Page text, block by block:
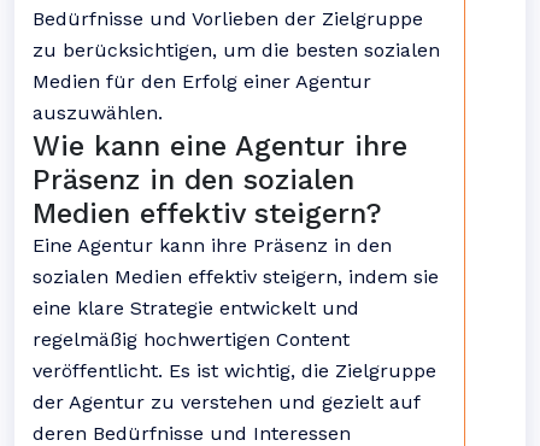
Bedürfnisse und Vorlieben der Zielgruppe
zu berücksichtigen, um die besten sozialen
Medien für den Erfolg einer Agentur
auszuwählen.
Wie kann eine Agentur ihre
Präsenz in den sozialen
Medien effektiv steigern?
Eine Agentur kann ihre Präsenz in den
sozialen Medien effektiv steigern, indem sie
eine klare Strategie entwickelt und
regelmäßig hochwertigen Content
veröffentlicht. Es ist wichtig, die Zielgruppe
der Agentur zu verstehen und gezielt auf
deren Bedürfnisse und Interessen